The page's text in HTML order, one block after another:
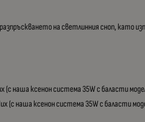
на светлинния сноп, като
наша ксенон система 35W с баласти
(с наша ксенон система 35W с баласти